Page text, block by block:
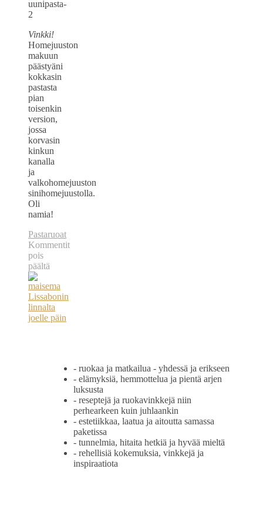
Vinkki!
Homejuuston
makuun
päästyäni
kokkasin
pastasta
pian
toisenkin
version,
jossa
korvasin
kinkun
kanalla
ja
valkohomejuuston
sinihomejuustolla.
Oli
namia!
Pastaruoat
Kommentit
pois
päältä
artikkelissa
Helppo
uunipasta
italialaisittain
- ruokaa ja matkailua - yhdessä ja erikseen
- elämyksiä, hemmottelua ja pientä arjen
luksusta
- reseptejä ja ruokavinkkejä niin
perhearkeen kuin juhlaankin
- estetiikkaa, laatua ja aitoutta samassa
paketissa
- tunnelmia, hitaita hetkiä ja hyvää mieltä
- rehellisiä kokemuksia, vinkkejä ja
inspiraatiota